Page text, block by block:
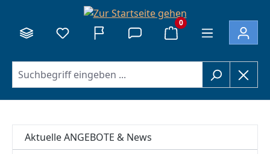
0
Aktuelle ANGEBOTE & News